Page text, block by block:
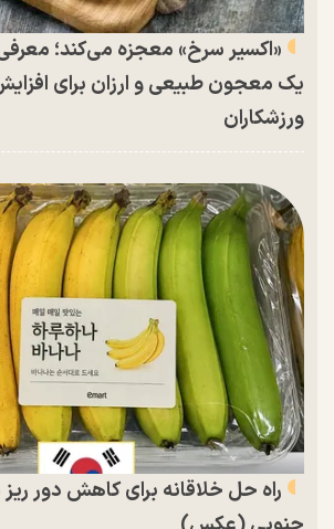
«اکسیر سرخ» معجزه می‌کند؛
یک معجون طبیعی و ارزان برای
ورزشکاران
راه حل خلاقانه برای کاهش دور ریز